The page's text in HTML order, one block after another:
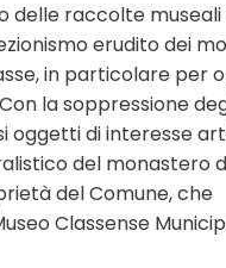
delle raccolte museali
erudito dei
in particolare per
la soppressione
oggetti di interesse
del monastero
del Comune, che
Classense